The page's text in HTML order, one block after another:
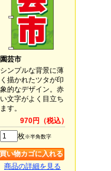
園芸市
シンプルな背景に薄
く描かれたツタが印
象的なデザイン。赤
い文字がよく目立ち
ます。
970円（税込）
枚※半角数字
商品の詳細を見る